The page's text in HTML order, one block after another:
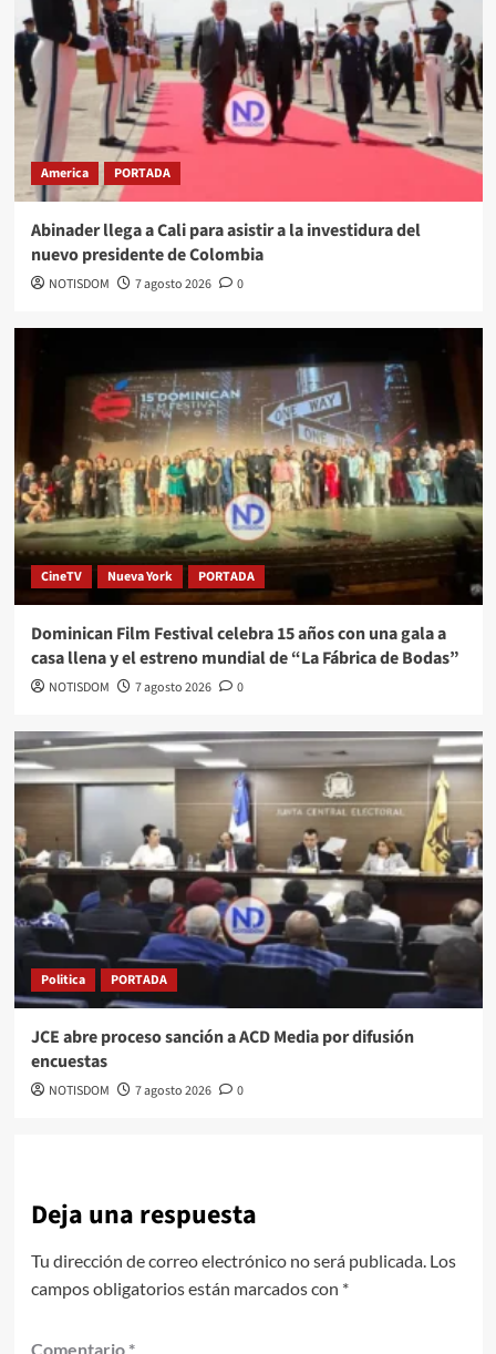
America PORTADA
Abinader llega a Cali para asistir a la investidura del
nuevo presidente de Colombia
NOTISDOM 7 agosto 2026 0
CineTV Nueva York PORTADA
Dominican Film Festival celebra 15 años con una gala a
casa llena y el estreno mundial de “La Fábrica de Bodas”
NOTISDOM 7 agosto 2026 0
Politica PORTADA
JCE abre proceso sanción a ACD Media por difusión
encuestas
NOTISDOM 7 agosto 2026 0
Deja una respuesta
Tu dirección de correo electrónico no será publicada. Los
campos obligatorios están marcados con *
Comentario *